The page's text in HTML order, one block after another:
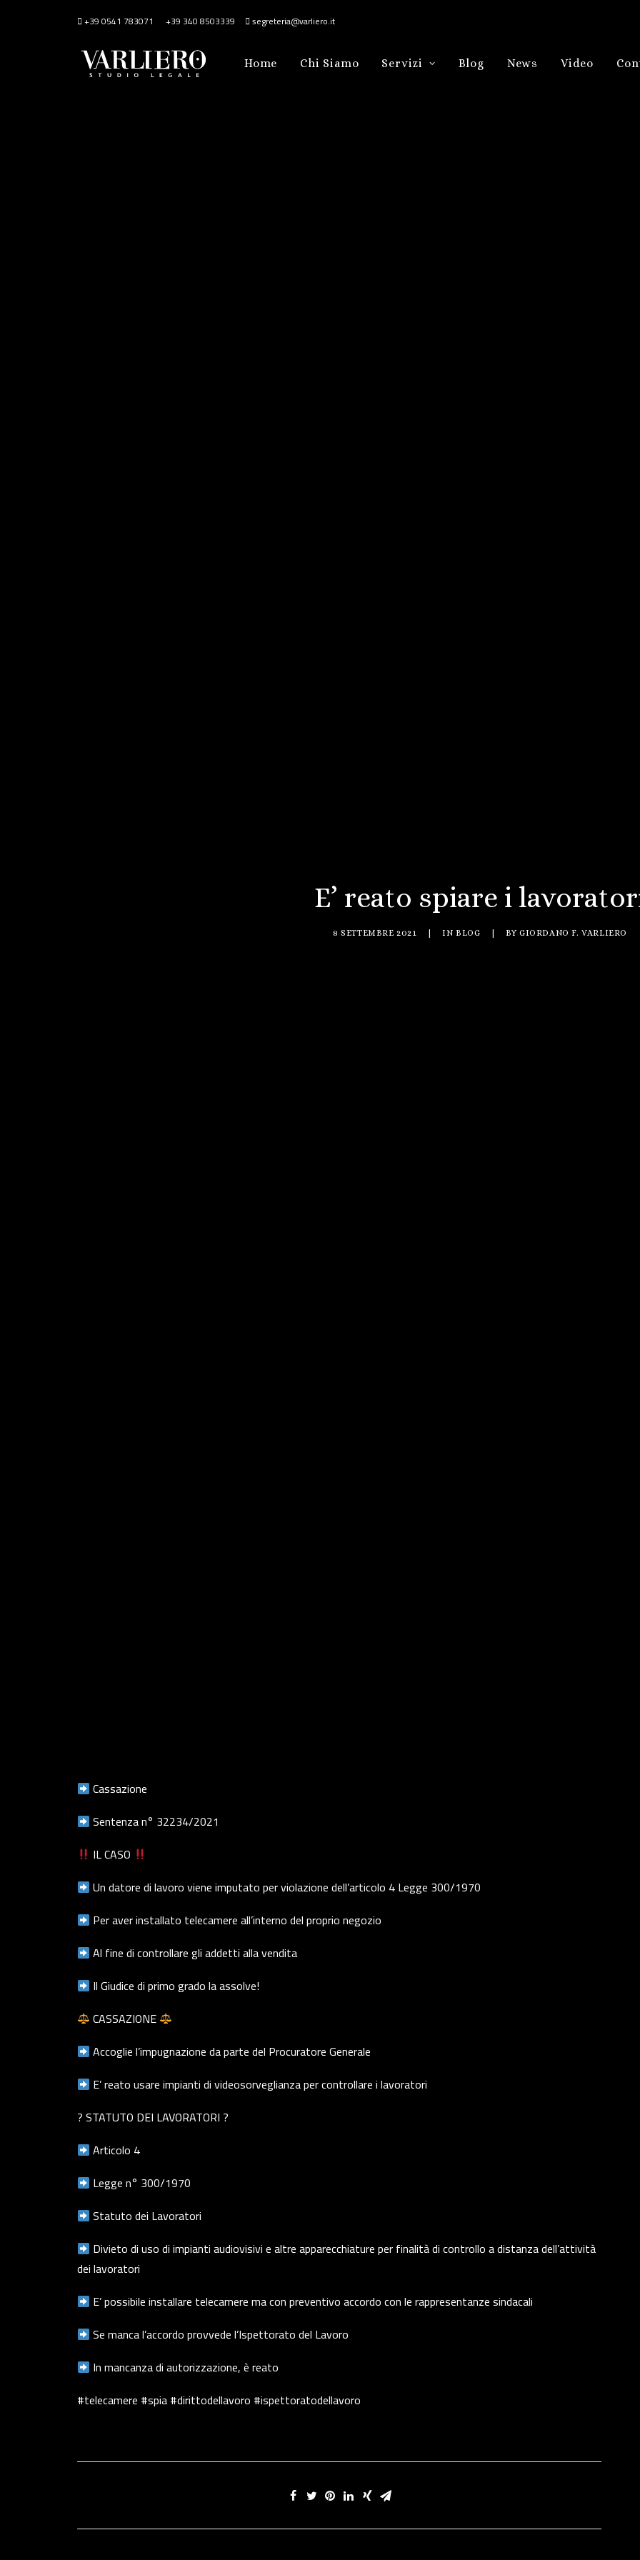
+39 0541 783071 +39 340 8503339 segreteria@varliero.it
Home Chi Siamo Servizi Blog News Video
E’ reato spiare i
8 SETTEMBRE 2021 INBLOG BY GIORDANO F. VARLIERO
Cassazione
Sentenza n° 32234/2021
IL CASO
Un datore di lavoro viene imputato per violazione dell’articolo 4 Legge 300/1970
Per aver installato telecamere all’interno del proprio negozio
Al fine di controllare gli addetti alla vendita
Il Giudice di primo grado la assolve!
CASSAZIONE
Accoglie l’impugnazione da parte del Procuratore Generale
E’ reato usare impianti di videosorveglianza per controllare i lavoratori
? STATUTO DEI LAVORATORI ?
Articolo 4
Legge n° 300/1970
Statuto dei Lavoratori
Divieto di uso di impianti audiovisivi e altre apparecchiature per finalità di controllo a distanza dell’attività
dei lavoratori
E’ possibile installare telecamere ma con preventivo accordo con le rappresentanze sindacali
Se manca l’accordo provvede l’Ispettorato del Lavoro
In mancanza di autorizzazione, è reato
#telecamere #spia #dirittodellavoro #ispettoratodellavoro